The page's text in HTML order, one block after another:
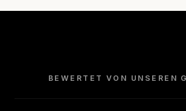
BEWERTET VON UNSEREN